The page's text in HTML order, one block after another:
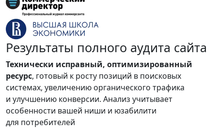
Результаты полного аудита сайта
Технически исправный, оптимизированный
ресурс, готовый к росту позиций в поисковых
системах, увеличению органического трафика
и улучшению конверсии. Анализ учитывает
особенности вашей ниши и юзабилити
для потребителей